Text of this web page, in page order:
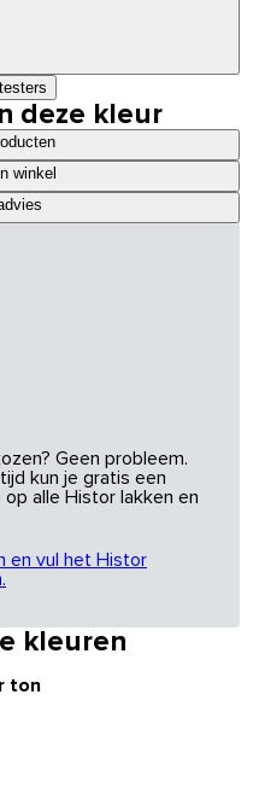
deze kleur
winkel
Geen probleem.
kun je gratis een
alle Histor lakken en
en vul het Histor
kleuren
ton